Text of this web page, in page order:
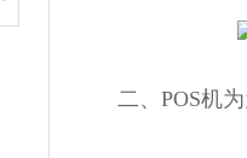
二、POS机为